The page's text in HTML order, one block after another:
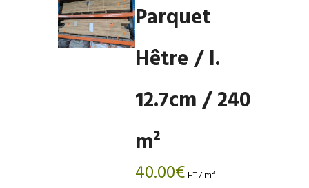
Parquet
Hêtre / l.
12.7cm / 240
m²
40.00€ HT / m²